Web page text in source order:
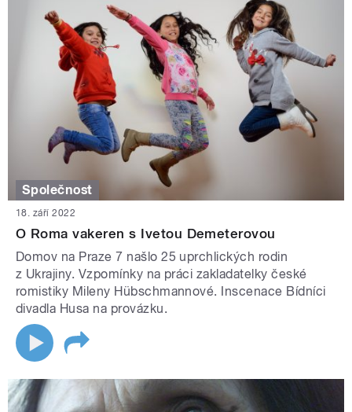
Společnost
18. září 2022
O Roma vakeren s Ivetou Demeterovou
Domov na Praze 7 našlo 25 uprchlických rodin
z Ukrajiny. Vzpomínky na práci zakladatelky české
romistiky Mileny Hübschmannové. Inscenace Bídníci
divadla Husa na provázku.